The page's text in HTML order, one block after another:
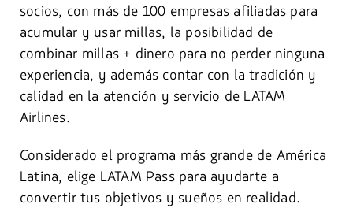
socios, con más de 100 empresas afiliadas para
acumular y usar millas, la posibilidad de
combinar millas + dinero para no perder ninguna
experiencia, y además contar con la tradición y
calidad en la atención y servicio de LATAM
Airlines.
Considerado el programa más grande de América
Latina, elige LATAM Pass para ayudarte a
convertir tus objetivos y sueños en realidad.